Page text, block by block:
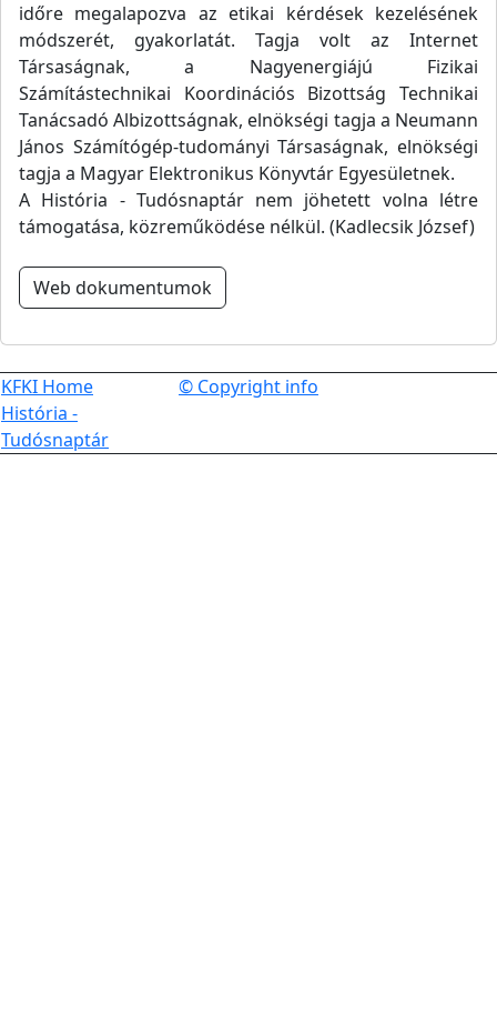
időre megalapozva az etikai kérdések kezelésének
módszerét, gyakorlatát. Tagja volt az Internet
Társaságnak, a Nagyenergiájú Fizikai
Számítástechnikai Koordinációs Bizottság Technikai
Tanácsadó Albizottságnak, elnökségi tagja a Neumann
János Számítógép-tudományi Társaságnak, elnökségi
tagja a Magyar Elektronikus Könyvtár Egyesületnek.
A História - Tudósnaptár nem jöhetett volna létre
támogatása, közreműködése nélkül. (Kadlecsik József)
Web dokumentumok
KFKI Home
História -
Tudósnaptár
© Copyright info